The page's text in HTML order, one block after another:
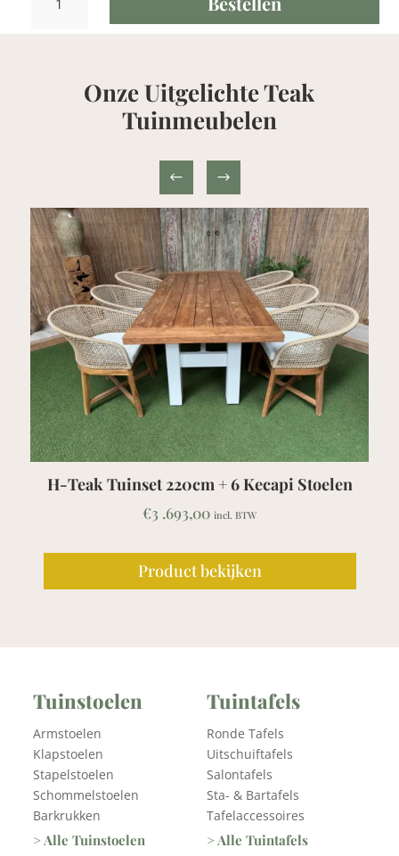
Klaptafel
Onze Uitgelichte Teak
Tuinmeubelen
+ 6 Kecapi Stoelen Teak
Tuinstoelen
Armstoelen
Klapstoelen
Stapelstoelen
Schommelstoelen
Barkrukken
> Alle Tuinstoelen
Tuintafels
Ronde Tafels
Uitschuiftafels
Salontafels
Sta- & Bartafels
Tafelaccessoires
> Alle Tuintafels